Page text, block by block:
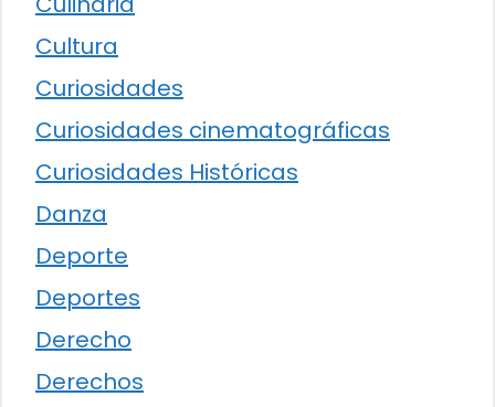
Cultura
Curiosidades
Curiosidades cinematográficas
Curiosidades Históricas
Danza
Deporte
Deportes
Derecho
Derechos